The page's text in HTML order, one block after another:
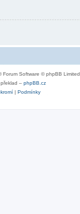
Forum Software © phpBB Limited
– phpBB.cz
| Podmínky